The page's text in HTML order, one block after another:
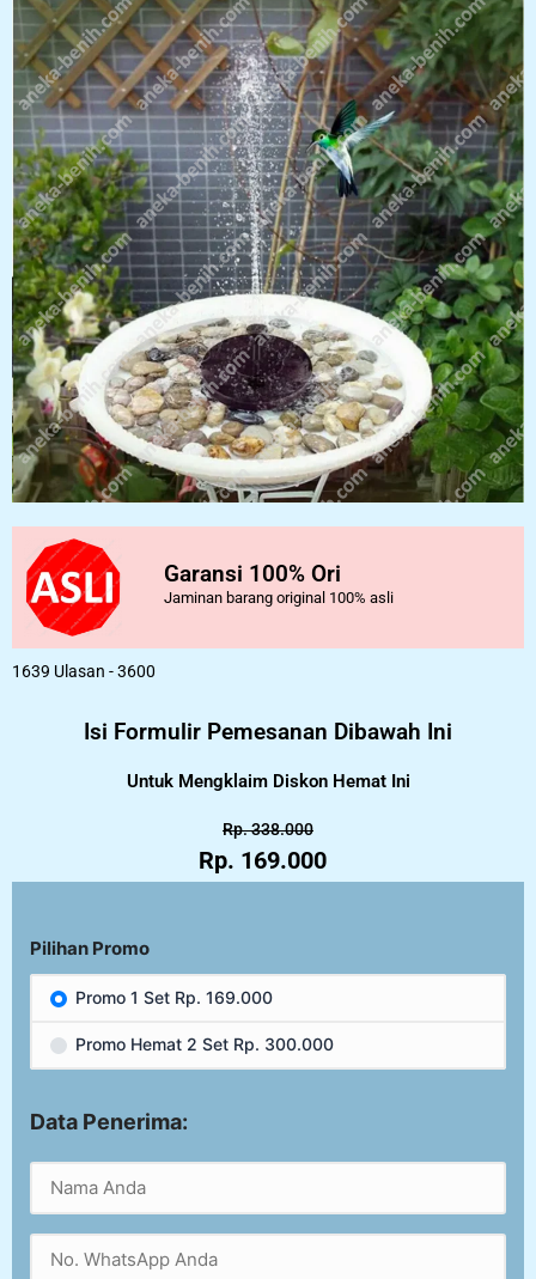
Garansi 100% Ori
Jaminan barang original 100% asli
1639 Ulasan - 3600
Isi Formulir Pemesanan Dibawah Ini
Untuk Mengklaim Diskon Hemat Ini
Rp. 338.000
Rp. 169.000
Pilihan Promo
Promo 1 Set Rp. 169.000
Promo Hemat 2 Set Rp. 300.000
Data Penerima: